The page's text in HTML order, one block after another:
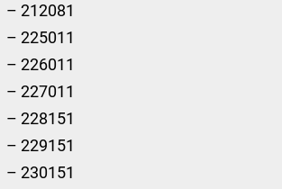
– 212081
– 225011
– 226011
– 227011
– 228151
– 229151
– 230151